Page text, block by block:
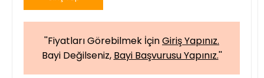
''Fiyatları Görebilmek İçinGiriş Yapınız.
Bayi Değilseniz, Bayi Başvurusu Yapınız.''